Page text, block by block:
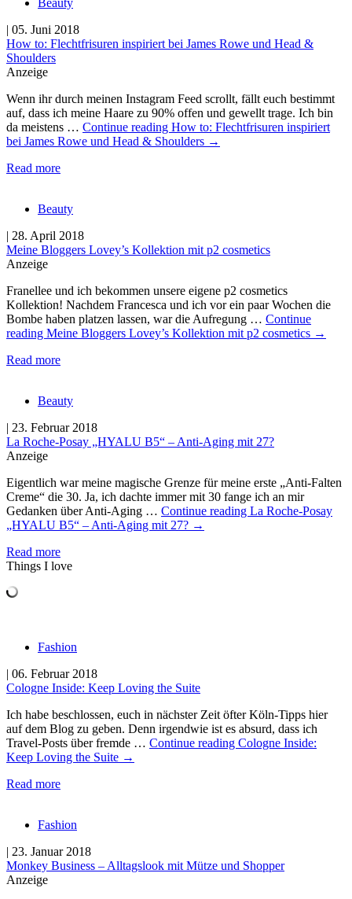
Beauty
| 05. Juni 2018
How to: Flechtfrisuren inspiriert bei James Rowe und Head &
Shoulders
Anzeige
Wenn ihr durch meinen Instagram Feed scrollt, fällt euch bestimmt
auf, dass ich meine Haare zu 90% offen und gewellt trage. Ich bin
da meistens … Continue reading How to: Flechtfrisuren inspiriert
bei James Rowe und Head & Shoulders →
Read more
Beauty
| 28. April 2018
Meine Bloggers Lovey’s Kollektion mit p2 cosmetics
Anzeige
Franellee und ich bekommen unsere eigene p2 cosmetics
Kollektion! Nachdem Francesca und ich vor ein paar Wochen die
Bombe haben platzen lassen, war die Aufregung … Continue
reading Meine Bloggers Lovey’s Kollektion mit p2 cosmetics →
Read more
Beauty
| 23. Februar 2018
La Roche-Posay „HYALU B5“ – Anti-Aging mit 27?
Anzeige
Eigentlich war meine magische Grenze für meine erste „Anti-Falten
Creme“ die 30. Ja, ich dachte immer mit 30 fange ich an mir
Gedanken über Anti-Aging … Continue reading La Roche-Posay
„HYALU B5“ – Anti-Aging mit 27? →
Read more
Things I love
Fashion
| 06. Februar 2018
Cologne Inside: Keep Loving the Suite
Ich habe beschlossen, euch in nächster Zeit öfter Köln-Tipps hier
auf dem Blog zu geben. Denn irgendwie ist es absurd, dass ich
Travel-Posts über fremde … Continue reading Cologne Inside:
Keep Loving the Suite →
Read more
Fashion
| 23. Januar 2018
Monkey Business – Alltagslook mit Mütze und Shopper
Anzeige